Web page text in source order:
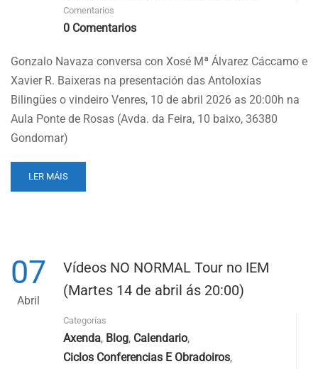
Comentarios
0 Comentarios
Gonzalo Navaza conversa con Xosé Mª Álvarez Cáccamo e
Xavier R. Baixeras na presentación das Antoloxías
Bilingües o vindeiro Venres, 10 de abril 2026 as 20:00h na
Aula Ponte de Rosas (Avda. da Feira, 10 baixo, 36380
Gondomar)
READ
MORE
BILINGÜES
LER MÁIS
07
Abril
Vídeos NO NORMAL Tour no IEM
(Martes 14 de abril ás 20:00)
Categorías
Axenda, Blog, Calendario,
Ciclos Conferencias E Obradoiros,